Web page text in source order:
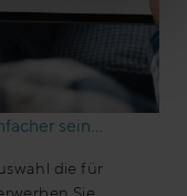
sein…
die für